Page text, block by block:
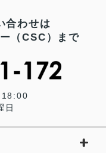
合わせは
（CSC）まで
18:00
日